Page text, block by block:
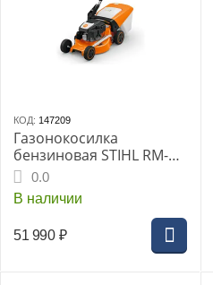
КОД: 147209
Газонокосилка
бензиновая STIHL RM-
248.3
0.0
В наличии
51 990 ₽